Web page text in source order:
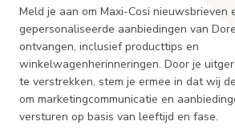
Meld je aan om Maxi-Cosi nieuwsbrieven
gepersonaliseerde aanbiedingen van
ontvangen, inclusief producttips en
winkelwagenherinneringen. Door je
te verstrekken, stem je ermee in dat wij
om marketingcommunicatie en
versturen op basis van leeftijd en fase.